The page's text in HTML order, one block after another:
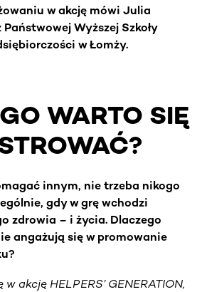
w akcję mówi Julia
Wyższej Szkoły
w Łomży.
WARTO SIĘ
innym, nie trzeba nikogo
gdy w grę wchodzi
zdrowia – i życia. Dlaczego
angażują się w promowanie
akcję HELPERS’ GENERATION,